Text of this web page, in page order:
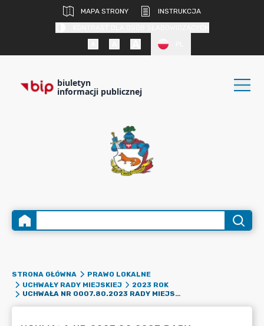
MAPA STRONY
INSTRUKCJA
biuletyn
informacji publicznej
STRONA GŁÓWNA
PRAWO LOKALNE
UCHWAŁY RADY MIEJSKIEJ
2023 ROK
UCHWAŁA NR 0007.80.2023 RADY MIEJSKIEJ W TULISZKOWIE Z DNIA 28 GRUDNIA 2023 R. W SPRAWIE ROZPATRZENIA PETYCJI DOTYCZĄCEJ PODJĘCIA INICJATYWY USTAWODAWCZEJ W ZAKRESIE NOWELIZACJI USTAW: KODEKSU POSTEPOWANIA CYWILNEGO, KODEKSU PRACY, USTAWY O POSTEPOWANIU EGZEKUCYJNYM W ADMINISTRACJI I INNYCH POWIĄZANYCH TEMATYCZNIE